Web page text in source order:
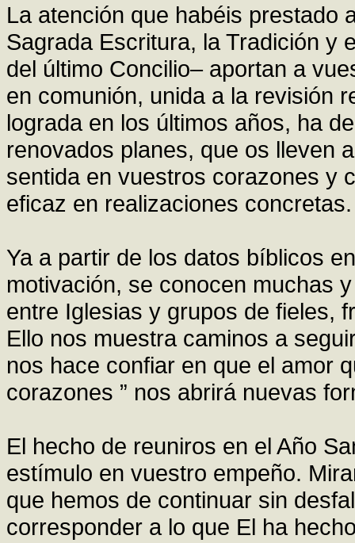
La atención que habéis prestado
Sagrada Escritura, la Tradición y
del último Concilio– aportan a
en comunión, unida a la revisión
lograda en los últimos años, ha
renovados planes, que os lleven
sentida en vuestros corazones y
eficaz en realizaciones concretas.
Ya a partir de los datos bíblicos
motivación, se conocen muchas
entre Iglesias y grupos de fieles,
Ello nos muestra caminos a
nos hace confiar en que el amor
corazones ” nos abrirá nuevas
El hecho de reuniros en el Año
estímulo en vuestro empeño.
que hemos de continuar sin
corresponder a lo que El ha